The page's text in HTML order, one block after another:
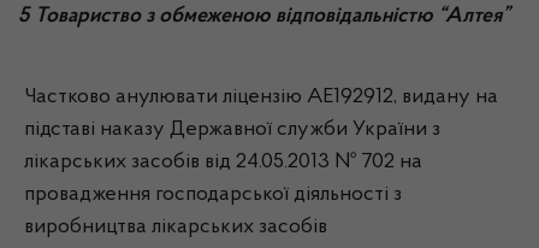
5 Товариство з обмеженою відповідальністю “Алтея”
Частково анулювати ліцензію АЕ192912, видану на
підставі наказу Державної служби України з
лікарських засобів від 24.05.2013 № 702 на
провадження господарської діяльності з
виробництва лікарських засобів